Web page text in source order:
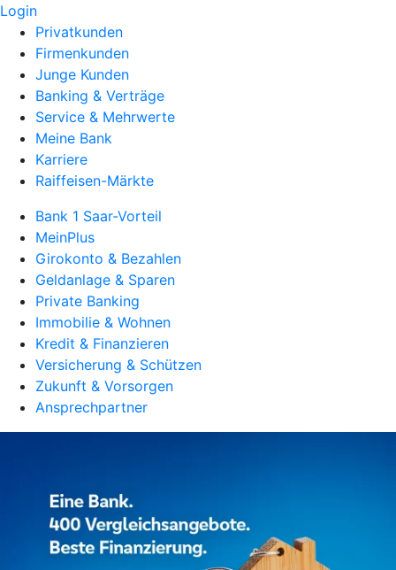
Login
Privatkunden
Firmenkunden
Junge Kunden
Banking & Verträge
Service & Mehrwerte
Meine Bank
Karriere
Raiffeisen-Märkte
Bank 1 Saar-Vorteil
MeinPlus
Girokonto & Bezahlen
Geldanlage & Sparen
Private Banking
Immobilie & Wohnen
Kredit & Finanzieren
Versicherung & Schützen
Zukunft & Vorsorgen
Ansprechpartner